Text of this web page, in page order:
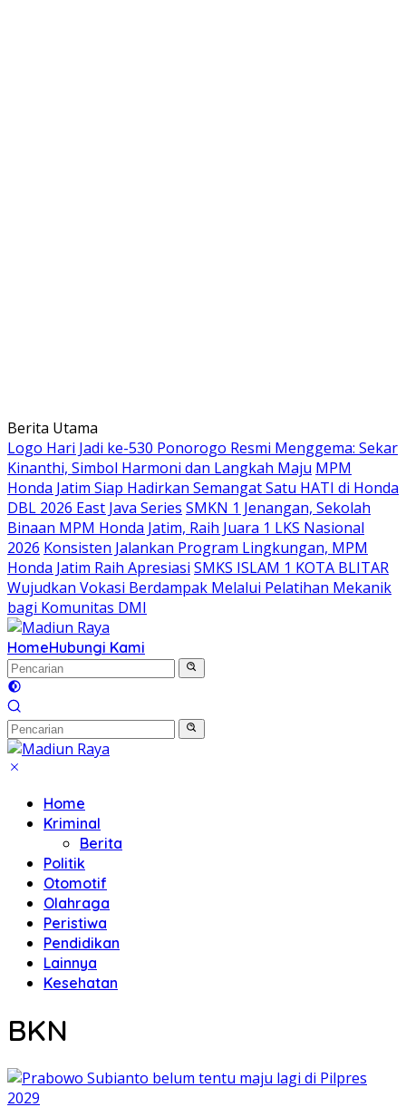
Langsung
ke
konten
Berita Utama
Logo Hari Jadi ke-530 Ponorogo Resmi Menggema: Sekar
Kinanthi, Simbol Harmoni dan Langkah Maju MPM
Honda Jatim Siap Hadirkan Semangat Satu HATI di Honda
DBL 2026 East Java Series SMKN 1 Jenangan, Sekolah
Binaan MPM Honda Jatim, Raih Juara 1 LKS Nasional
2026 Konsisten Jalankan Program Lingkungan, MPM
Honda Jatim Raih Apresiasi SMKS ISLAM 1 KOTA BLITAR
Wujudkan Vokasi Berdampak Melalui Pelatihan Mekanik
bagi Komunitas DMI
HomeHubungi Kami
Home
Kriminal
Berita
Politik
Otomotif
Olahraga
Peristiwa
Pendidikan
Lainnya
Kesehatan
BKN